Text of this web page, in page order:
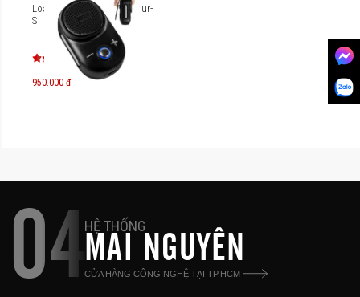
Loa Bluetooth Divoom Itour-
S
950.000 đ
04HỆ THỐNG
MAI NGUYÊN
CỬA HÀNG CÔNG NGHỆ TẠI TP.HCM